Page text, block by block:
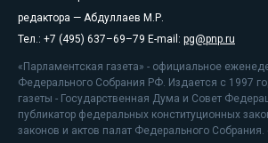
редактора — Абдуллаев М.Р.
Тел.: +7 (495) 637–69–79 E-mail: pg@pnp.ru
«Парламентская газета» - официальное
Федерального Собрания РФ. Издается с 1997
газеты - Государственная Дума и Совет
публикатор федеральных конституционных
законов и актов палат Федерального